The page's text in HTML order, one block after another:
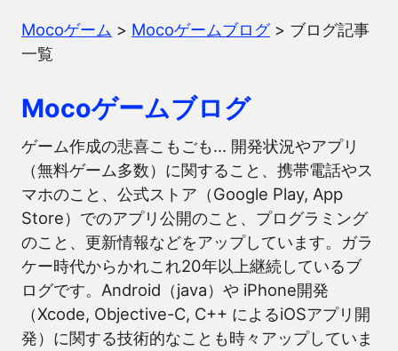
Mocoゲーム > Mocoゲームブログ> ブログ記事
一覧
Mocoゲームブログ
ゲーム作成の悲喜こもごも… 開発状況やアプリ
（無料ゲーム多数）に関すること、携帯電話やス
マホのこと、公式ストア（Google Play, App
Store）でのアプリ公開のこと、プログラミング
のこと、更新情報などをアップしています。ガラ
ケー時代からかれこれ20年以上継続しているブ
ログです。Android（java）や iPhone開発
（Xcode, Objective-C, C++ によるiOSアプリ開
発）に関する技術的なことも時々アップしていま